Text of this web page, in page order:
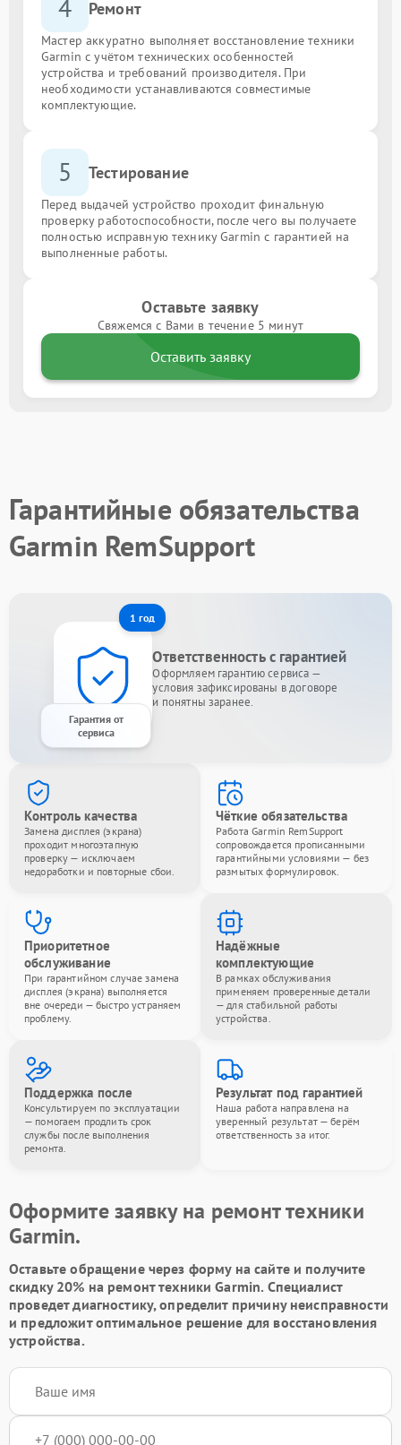
4 Ремонт
Мастер аккуратно выполняет восстановление техники
Garmin с учётом технических особенностей
устройства и требований производителя. При
необходимости устанавливаются совместимые
комплектующие.
5 Тестирование
Перед выдачей устройство проходит финальную
проверку работоспособности, после чего вы получаете
полностью исправную технику Garmin с гарантией на
выполненные работы.
Оставьте заявку
Свяжемся с Вами в течение 5 минут
Оставить заявку
Гарантийные обязательства
Garmin RemSupport
1 год
Гарантия от
сервиса
Ответственность с гарантией
Оформляем гарантию сервиса —
условия зафиксированы в договоре
и понятны заранее.
Контроль качества
Замена дисплея (экрана)
проходит многоэтапную
проверку — исключаем
недоработки и повторные сбои.
Чёткие обязательства
Работа Garmin RemSupport
сопровождается прописанными
гарантийными условиями — без
размытых формулировок.
Приоритетное
обслуживание
При гарантийном случае замена
дисплея (экрана) выполняется
вне очереди — быстро устраняем
проблему.
Надёжные
комплектующие
В рамках обслуживания
применяем проверенные детали
— для стабильной работы
устройства.
Поддержка после
Консультируем по эксплуатации
— помогаем продлить срок
службы после выполнения
ремонта.
Результат под гарантией
Наша работа направлена на
уверенный результат — берём
ответственность за итог.
Оформите заявку на ремонт техники
Garmin.
Оставьте обращение через форму на сайте и получите
скидку 20% на ремонт техники Garmin. Специалист
проведет диагностику, определит причину неисправности
и предложит оптимальное решение для восстановления
устройства.